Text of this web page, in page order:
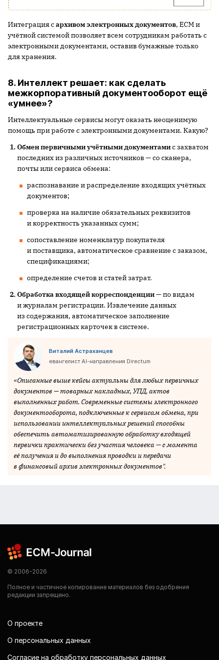
Интеграция сархивом электронных документов, ECM и
учётной системой позволяет всем сотрудникам работать с
электронными документами, оставив бумажные только
для хранения.
8. Интеллект решает: как сделать
межкорпоративный документооборот ещё
«умнее»?
Интеллектуальные сервисы могут оказать неоценимую
помощь при работе с электронными документами. Какую?
Обмен первичными учётными документамис захватом
последних из различных источников — со сканера,
почты или сервиса обмена:
распознавание и распределение входящих учётных
документов;
проверка на наличие обязательных реквизитов
и корректность указанных сумм;
сопоставление номенклатур покупателя
и поставщика, автоматическое сравнение с заказом,
спецификациями;
определение счетов и статей затрат.
Обработка входящей корреспонденции— по видам
и журналам регистрации. Извлечение данных
из содержания, автоматическое заполнение
регистрационных карточек в системе.
Виталий Астраханцев
евангелист AI-направления Directum
«Описанные выше кейсы актуальны для любых первичных
документов — товарных накладных, УПД, актов
выполненных работ. Современные системы электронного
документооборота, подключенные к сервисам обмена, при
использовании интеллектуальных решений способны
обеспечить автоматизированную обработку входящей
первички практически без участия человека — с момента
её получения и до выполнения проводки и передачи
в финансовый архив электронных документов".
© 2006-2026
Полное и частичное копирование материалов без одобрения
редакции запрещено.
О проекте
О персональных данных
Согласие на обработку персональных данных